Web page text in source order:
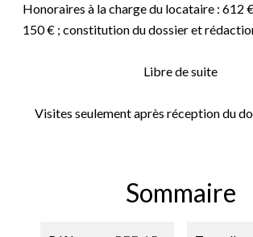
Honoraires à la charge du locataire : 612
150 € ; constitution du dossier et
Libre de suite
Visites seulement après réception du
Sommaire